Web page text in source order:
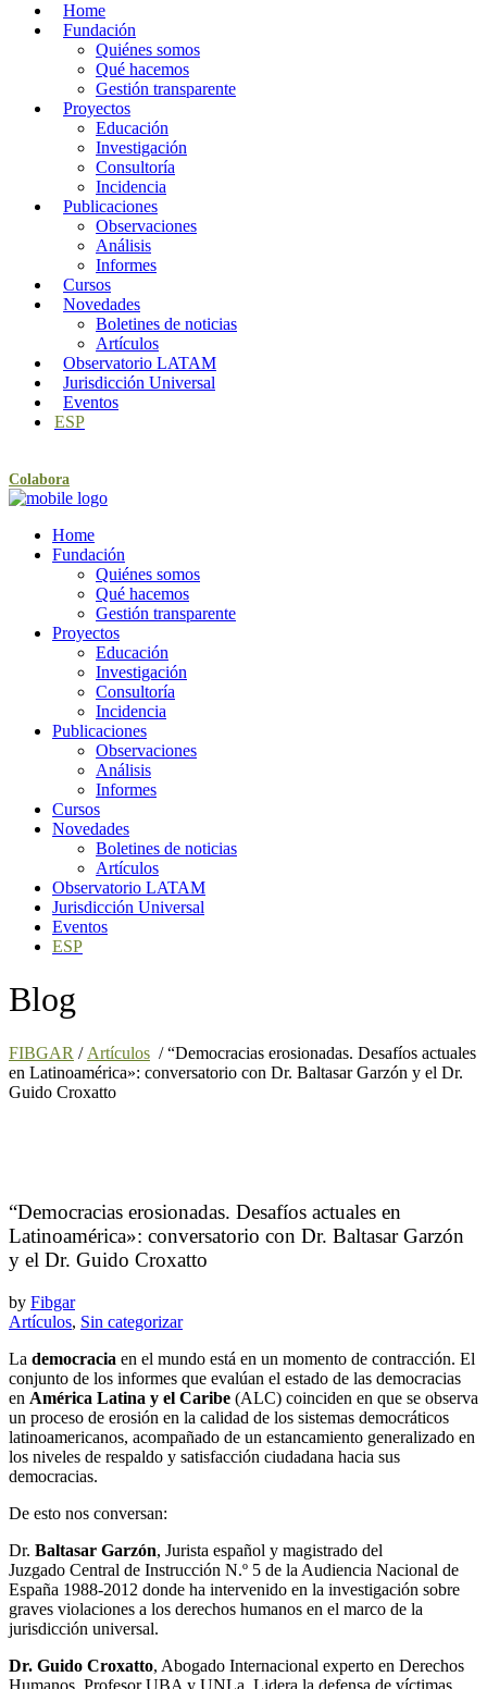
Home
Fundación
Quiénes somos
Qué hacemos
Gestión transparente
Proyectos
Educación
Investigación
Consultoría
Incidencia
Publicaciones
Observaciones
Análisis
Informes
Cursos
Novedades
Boletines de noticias
Artículos
Observatorio LATAM
Jurisdicción Universal
Eventos
ESP
Colabora
Home
Fundación
Quiénes somos
Qué hacemos
Gestión transparente
Proyectos
Educación
Investigación
Consultoría
Incidencia
Publicaciones
Observaciones
Análisis
Informes
Cursos
Novedades
Boletines de noticias
Artículos
Observatorio LATAM
Jurisdicción Universal
Eventos
ESP
Blog
FIBGAR / Artículos /“Democracias erosionadas. Desafíos actuales
en Latinoamérica»: conversatorio con Dr. Baltasar Garzón y el Dr.
Guido Croxatto
“Democracias erosionadas. Desafíos actuales en
Latinoamérica»: conversatorio con Dr. Baltasar Garzón
y el Dr. Guido Croxatto
by Fibgar
Artículos, Sin categorizar
La democracia en el mundo está en un momento de contracción. El
conjunto de los informes que evalúan el estado de las democracias
en América Latina y el Caribe (ALC) coinciden en que se observa
un proceso de erosión en la calidad de los sistemas democráticos
latinoamericanos, acompañado de un estancamiento generalizado en
los niveles de respaldo y satisfacción ciudadana hacia sus
democracias.
De esto nos conversan:
Dr. Baltasar Garzón, Jurista español y magistrado del
Juzgado Central de Instrucción N.º 5 de la Audiencia Nacional de
España 1988-2012 donde ha intervenido en la investigación sobre
graves violaciones a los derechos humanos en el marco de la
jurisdicción universal.
Dr. Guido Croxatto, Abogado Internacional experto en Derechos
Humanos. Profesor UBA y UNLa. Lidera la defensa de víctimas